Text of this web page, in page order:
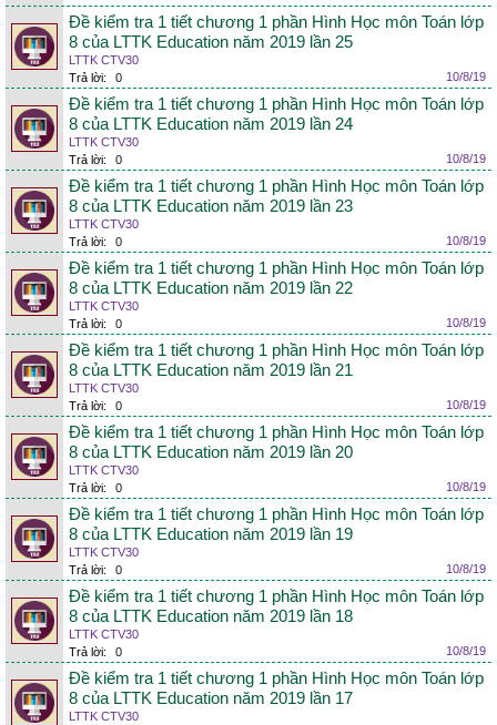
Đề kiểm tra 1 tiết chương 1 phần Hình Học môn Toán lớp
8 của LTTK Education năm 2019 lần 25
LTTK CTV30
Trả lời:
0 10/8/19
Đề kiểm tra 1 tiết chương 1 phần Hình Học môn Toán lớp
8 của LTTK Education năm 2019 lần 24
LTTK CTV30
Trả lời:
0 10/8/19
Đề kiểm tra 1 tiết chương 1 phần Hình Học môn Toán lớp
8 của LTTK Education năm 2019 lần 23
LTTK CTV30
Trả lời:
0 10/8/19
Đề kiểm tra 1 tiết chương 1 phần Hình Học môn Toán lớp
8 của LTTK Education năm 2019 lần 22
LTTK CTV30
Trả lời:
0 10/8/19
Đề kiểm tra 1 tiết chương 1 phần Hình Học môn Toán lớp
8 của LTTK Education năm 2019 lần 21
LTTK CTV30
Trả lời:
0 10/8/19
Đề kiểm tra 1 tiết chương 1 phần Hình Học môn Toán lớp
8 của LTTK Education năm 2019 lần 20
LTTK CTV30
Trả lời:
0 10/8/19
Đề kiểm tra 1 tiết chương 1 phần Hình Học môn Toán lớp
8 của LTTK Education năm 2019 lần 19
LTTK CTV30
Trả lời:
0 10/8/19
Đề kiểm tra 1 tiết chương 1 phần Hình Học môn Toán lớp
8 của LTTK Education năm 2019 lần 18
LTTK CTV30
Trả lời:
0 10/8/19
Đề kiểm tra 1 tiết chương 1 phần Hình Học môn Toán lớp
8 của LTTK Education năm 2019 lần 17
LTTK CTV30